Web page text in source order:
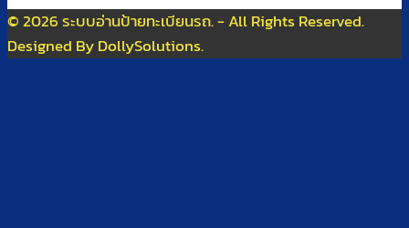
© 2026 ระบบอ่านป้ายทะเบียนรถ. - All Rights Reserved.
Designed By DollySolutions.